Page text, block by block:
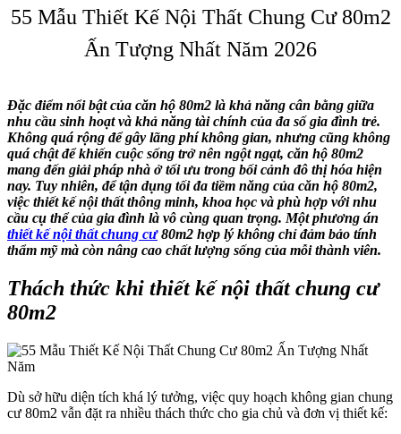
55 Mẫu Thiết Kế Nội Thất Chung Cư 80m2
Ấn Tượng Nhất Năm 2026
Đặc điểm nổi bật của căn hộ 80m2 là khả năng cân bằng giữa
nhu cầu sinh hoạt và khả năng tài chính của đa số gia đình trẻ.
Không quá rộng để gây lãng phí không gian, nhưng cũng không
quá chật để khiến cuộc sống trở nên ngột ngạt, căn hộ 80m2
mang đến giải pháp nhà ở tối ưu trong bối cảnh đô thị hóa hiện
nay. Tuy nhiên, để tận dụng tối đa tiềm năng của căn hộ 80m2,
việc thiết kế nội thất thông minh, khoa học và phù hợp với nhu
cầu cụ thể của gia đình là vô cùng quan trọng. Một phương án
thiết kế nội thất chung cư80m2 hợp lý không chỉ đảm bảo tính
thẩm mỹ mà còn nâng cao chất lượng sống của mỗi thành viên.
Thách thức khi thiết kế nội thất chung cư
80m2
Dù sở hữu diện tích khá lý tưởng, việc quy hoạch không gian chung
cư 80m2 vẫn đặt ra nhiều thách thức cho gia chủ và đơn vị thiết kế: